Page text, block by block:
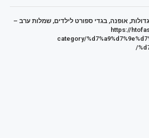
אופנה, בגדי ספורט לילדים, שמלות ערב –
https://
category/